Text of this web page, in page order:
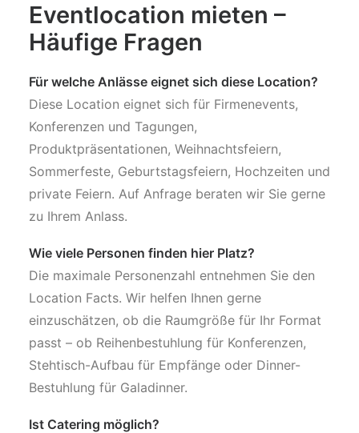
Eventlocation mieten –
Häufige Fragen
Für welche Anlässe eignet sich diese Location?
Diese Location eignet sich für Firmenevents,
Konferenzen und Tagungen,
Produktpräsentationen, Weihnachtsfeiern,
Sommerfeste, Geburtstagsfeiern, Hochzeiten und
private Feiern. Auf Anfrage beraten wir Sie gerne
zu Ihrem Anlass.
Wie viele Personen finden hier Platz?
Die maximale Personenzahl entnehmen Sie den
Location Facts. Wir helfen Ihnen gerne
einzuschätzen, ob die Raumgröße für Ihr Format
passt – ob Reihenbestuhlung für Konferenzen,
Stehtisch-Aufbau für Empfänge oder Dinner-
Bestuhlung für Galadinner.
Ist Catering möglich?